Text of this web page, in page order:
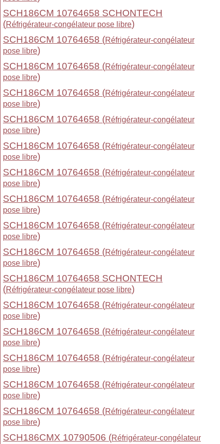
SCH186CM 10764658 SCHONTECH
(Réfrigérateur-congélateur pose libre)
SCH186CM 10764658 (Réfrigérateur-congélateur
pose libre)
SCH186CM 10764658 (Réfrigérateur-congélateur
pose libre)
SCH186CM 10764658 (Réfrigérateur-congélateur
pose libre)
SCH186CM 10764658 (Réfrigérateur-congélateur
pose libre)
SCH186CM 10764658 (Réfrigérateur-congélateur
pose libre)
SCH186CM 10764658 (Réfrigérateur-congélateur
pose libre)
SCH186CM 10764658 (Réfrigérateur-congélateur
pose libre)
SCH186CM 10764658 (Réfrigérateur-congélateur
pose libre)
SCH186CM 10764658 (Réfrigérateur-congélateur
pose libre)
SCH186CM 10764658 SCHONTECH
(Réfrigérateur-congélateur pose libre)
SCH186CM 10764658 (Réfrigérateur-congélateur
pose libre)
SCH186CM 10764658 (Réfrigérateur-congélateur
pose libre)
SCH186CM 10764658 (Réfrigérateur-congélateur
pose libre)
SCH186CM 10764658 (Réfrigérateur-congélateur
pose libre)
SCH186CM 10764658 (Réfrigérateur-congélateur
pose libre)
SCH186CMX 10790506 (Réfrigérateur-congélateur